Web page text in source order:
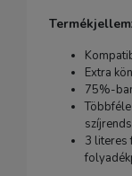
Extra
75%-
3 literes